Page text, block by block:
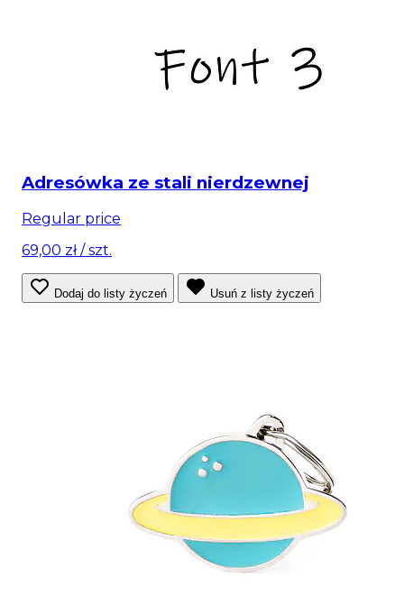
Adresówka ze stali nierdzewnej
Regular price
69,00 zł/ szt.
Dodaj do listy życzeń Usuń z listy życzeń